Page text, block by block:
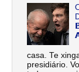
casa. Te
presidiário.